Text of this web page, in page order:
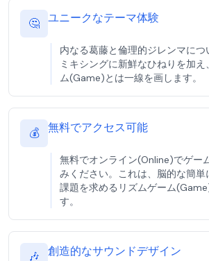
🤔 ユニークなテーマ体験
内なる葛藤と倫理的ジレンマに
ミキシングに新鮮なひねりを加
ム(Game)とは一線を画します。
💰 無料でアクセス可能
無料でオンライン(Online)でゲー
みください。これは、脳的な簡単
課題を求めるリズムゲーム
す。
🎶 創造的なサウンドデザイン